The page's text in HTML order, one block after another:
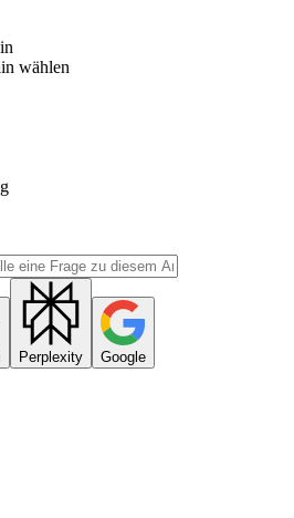
wählen
Perplexity Google